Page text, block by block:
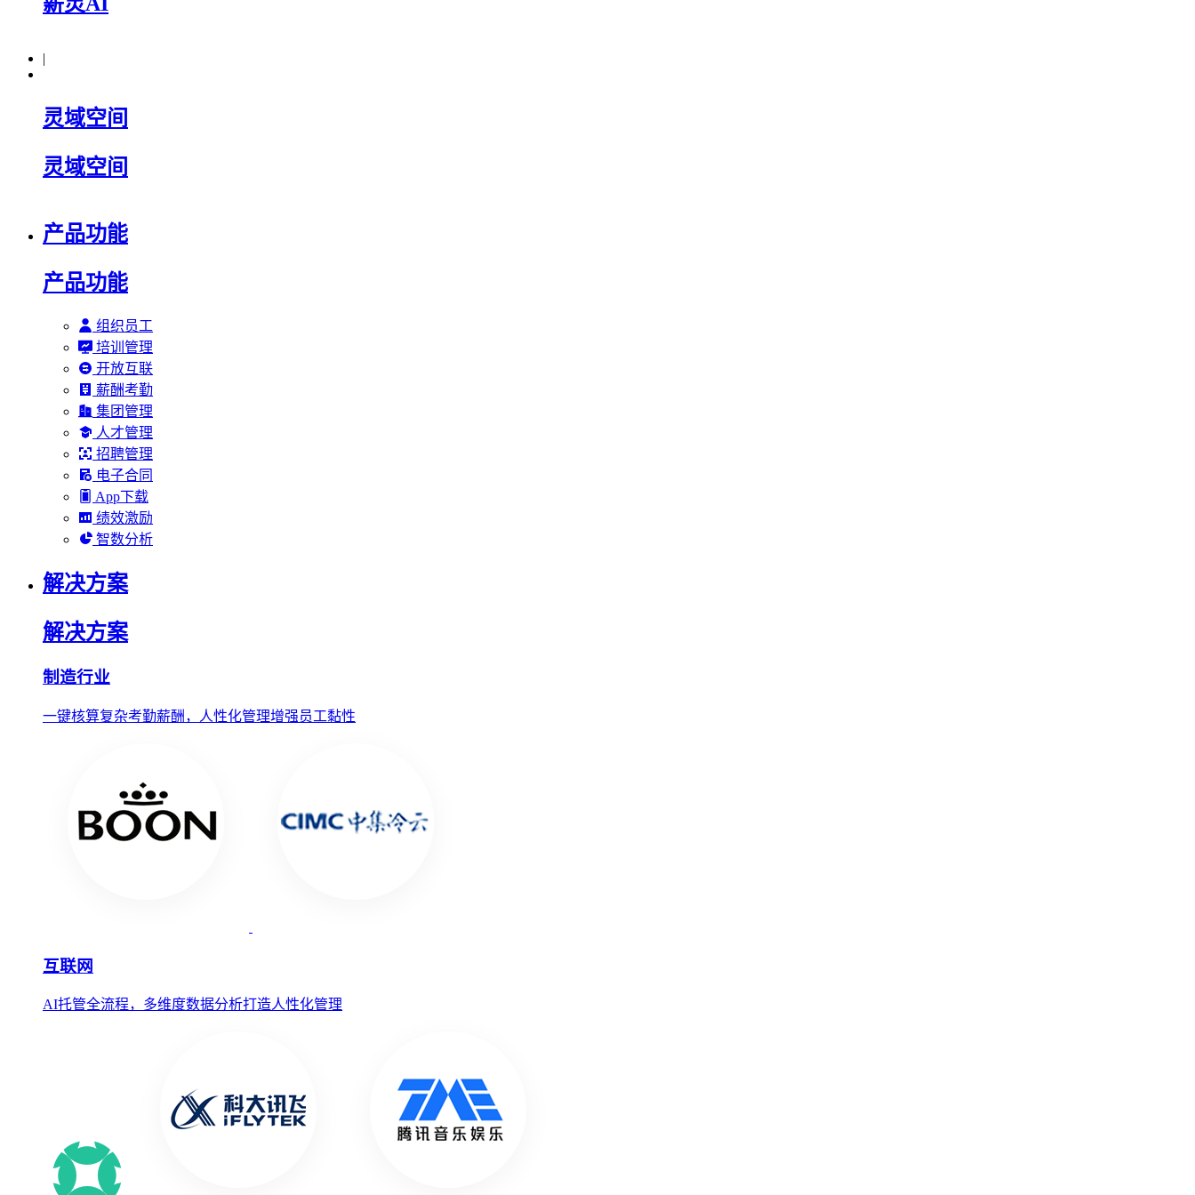
|
灵域空间
灵域空间
产品功能
产品功能
组织员工
培训管理
开放互联
薪酬考勤
集团管理
人才管理
招聘管理
电子合同
App下载
绩效激励
智数分析
解决方案
解决方案
制造行业
一键核算复杂考勤薪酬，人性化管理增强员工黏性
互联网
AI托管全流程，多维度数据分析打造人性化管理